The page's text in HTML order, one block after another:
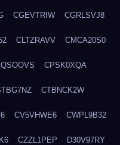
CGEVTRIW CGRLSVJ8
CLTZRAVV CMCA20S0
CPSK0XQA
CTBNCK2W
CV5VHWE6 CWPL9B32
CZZL1PEP D30V97RY